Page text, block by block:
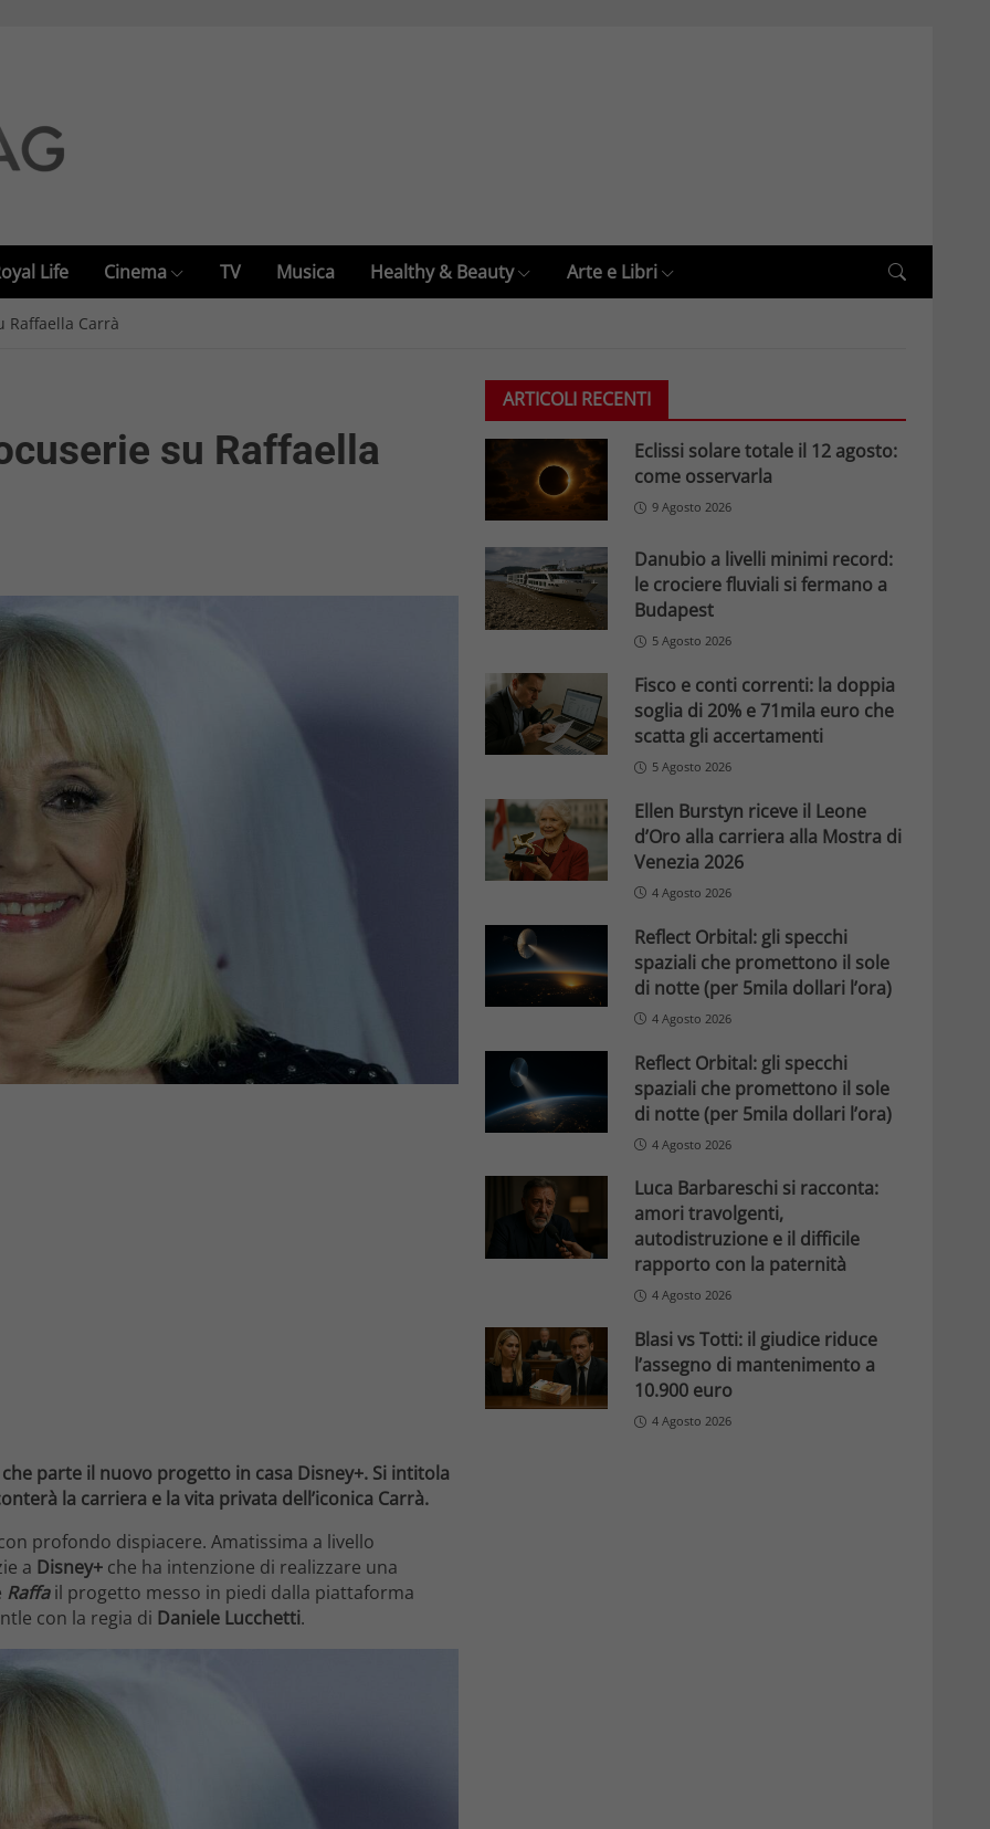
Life Cinema TV Musica Healthy & Beauty Arte e Libri
Raffaella Carrà
su Raffaella
parte il nuovo progetto in casa Disney+. Si intitola
la carriera e la vita privata dell’iconica Carrà.
profondo dispiacere. Amatissima a livello
a Disney+ che ha intenzione di realizzare una
Raffail progetto messo in piedi dalla piattaforma
con la regia di Daniele Lucchetti.
ARTICOLI RECENTI
Eclissi solare totale il 12 agosto:
come osservarla
9 Agosto 2026
Danubio a livelli minimi record:
le crociere fluviali si fermano a
Budapest
5 Agosto 2026
Fisco e conti correnti: la doppia
soglia di 20% e 71mila euro che
scatta gli accertamenti
5 Agosto 2026
Ellen Burstyn riceve il Leone
d’Oro alla carriera alla Mostra di
Venezia 2026
4 Agosto 2026
Reflect Orbital: gli specchi
spaziali che promettono il sole
di notte (per 5mila dollari l’ora)
4 Agosto 2026
Reflect Orbital: gli specchi
spaziali che promettono il sole
di notte (per 5mila dollari l’ora)
4 Agosto 2026
Luca Barbareschi si racconta:
amori travolgenti,
autodistruzione e il difficile
rapporto con la paternità
4 Agosto 2026
Blasi vs Totti: il giudice riduce
l’assegno di mantenimento a
10.900 euro
4 Agosto 2026